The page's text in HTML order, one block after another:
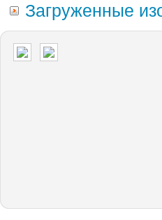
Загруженные